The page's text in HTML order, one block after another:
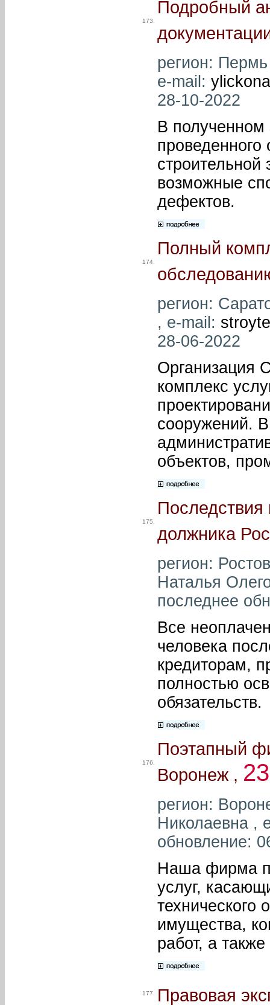
173.
Подробный
регион:
e-mail:
28-10-2022
В полученном
строительной
возможные
дефектов.
174.
Полный
регион:
, e-mail:
28-06-2022
Организация
комплекс
сооружений. В
объектов,
175.
Последствия
должника
регион:
Наталья
последнее
Все
человека
кредиторам,
полностью
обязательств.
176.
Поэтапный
Воронеж ,
регион:
Николаевна ,
обновление:
Наша фирма
услуг,
технического
имущества,
работ, а
177. Правовая